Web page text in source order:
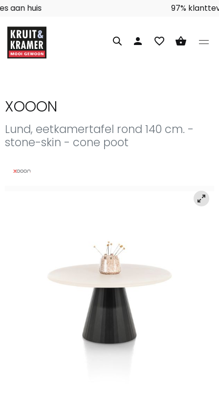
person favorite_border shopping_basket
XOOON
Lund, eetkamertafel rond 140 cm. -
stone-skin - cone poot